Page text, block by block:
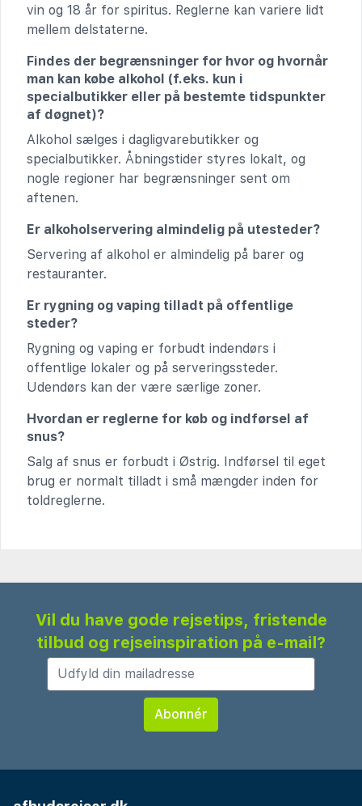
vin og 18 år for spiritus. Reglerne kan variere lidt
mellem delstaterne.
Findes der begrænsninger for hvor og hvornår
man kan købe alkohol (f.eks. kun i
specialbutikker eller på bestemte tidspunkter
af døgnet)?
Alkohol sælges i dagligvarebutikker og
specialbutikker. Åbningstider styres lokalt, og
nogle regioner har begrænsninger sent om
aftenen.
Er alkoholservering almindelig på utesteder?
Servering af alkohol er almindelig på barer og
restauranter.
Er rygning og vaping tilladt på offentlige
steder?
Rygning og vaping er forbudt indendørs i
offentlige lokaler og på serveringssteder.
Udendørs kan der være særlige zoner.
Hvordan er reglerne for køb og indførsel af
snus?
Salg af snus er forbudt i Østrig. Indførsel til eget
brug er normalt tilladt i små mængder inden for
toldreglerne.
Vil du have gode rejsetips, fristende
tilbud og rejseinspiration på e-mail?